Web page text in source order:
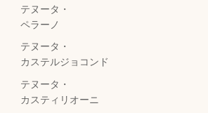
テヌータ・
ペラーノ
テヌータ・
カステルジョコンド
テヌータ・
カスティリオーニ